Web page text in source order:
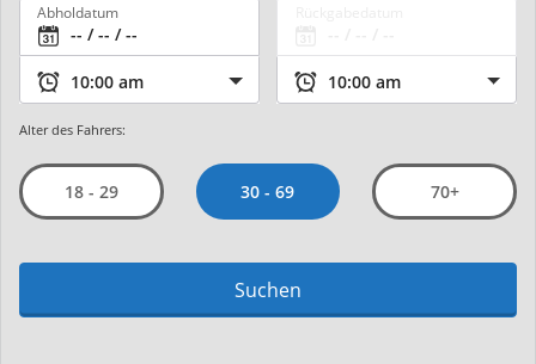
Abholdatum
Alter des Fahrers:
18 - 29 30 - 69 70+
Suchen